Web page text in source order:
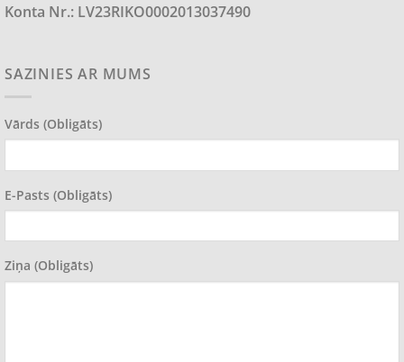
Konta Nr.: LV23RIKO0002013037490
SAZINIES AR MUMS
Vārds (obligāts)
E-Pasts (obligāts)
Ziņa (obligāts)